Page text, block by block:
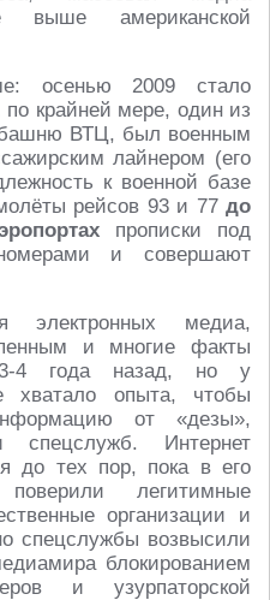
выше американской
осенью 2009 стало
по крайней мере, один из
ВТЦ, был военным
лайнером (его
к военной базе
рейсов 93 и 77 до
прописки под
и совершают
электронных медиа,
и многие факты
4 года назад, но у
хватало опыта, чтобы
от «дезы»,
спецслужб. Интернет
до тех пор, пока в его
легитимные
организации и
спецслужбы возвысили
блокированием
и узурпаторской